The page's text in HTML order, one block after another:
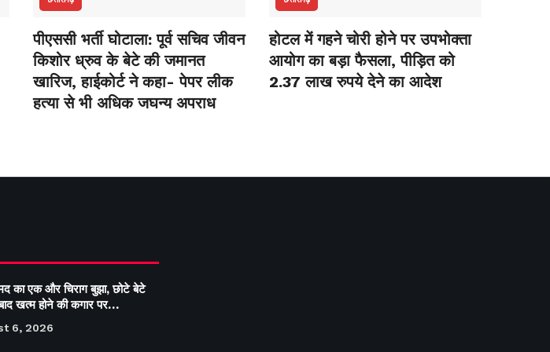
पीएससी भर्ती घोटाला: पूर्व सचिव जीवन
किशोर ध्रुव के बेटे की जमानत
खारिज, हाईकोर्ट ने कहा- पेपर लीक
हत्या से भी अधिक जघन्य अपराध
होटल में गहने चोरी होने पर उपभोक्ता
आयोग का बड़ा फैसला, पीड़ित को
2.37 लाख रुपये देने का आदेश
का एक और चिराग बुझा, छोटे बेटे
खत्म होने की कगार पर…
6, 2026